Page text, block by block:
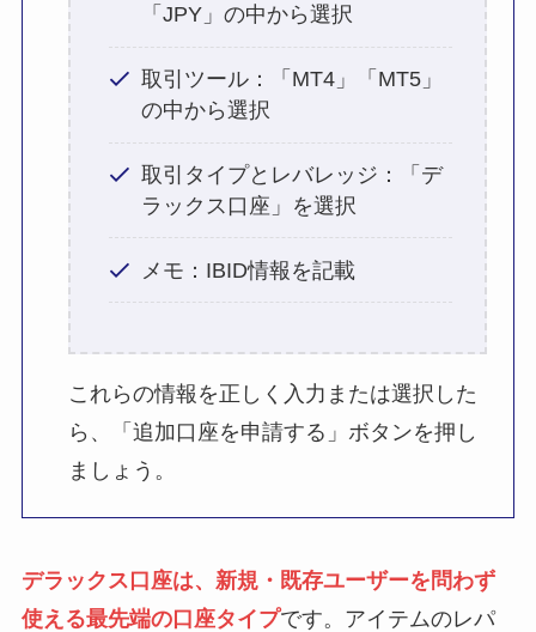
「JPY」の中から選択
取引ツール：「MT4」「MT5」
の中から選択
取引タイプとレバレッジ：「デ
ラックス口座」を選択
メモ：IBID情報を記載
これらの情報を正しく入力または選択した
ら、「追加口座を申請する」ボタンを押し
ましょう。
デラックス口座は、新規・既存ユーザーを問わず
使える最先端の口座タイプです。アイテムのレパ